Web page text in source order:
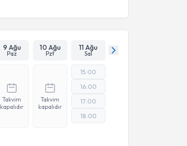
9 Ağu
Paz
10 Ağu
Pzt
11 Ağu
Sal
Takvim
kapalıdır
Takvim
kapalıdır
15:00
16:00
17:00
18:00